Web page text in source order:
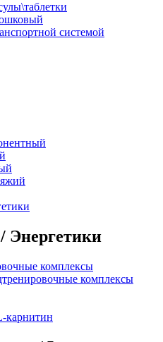
системой
Энергетики
комплексы
комплексы
карнитин